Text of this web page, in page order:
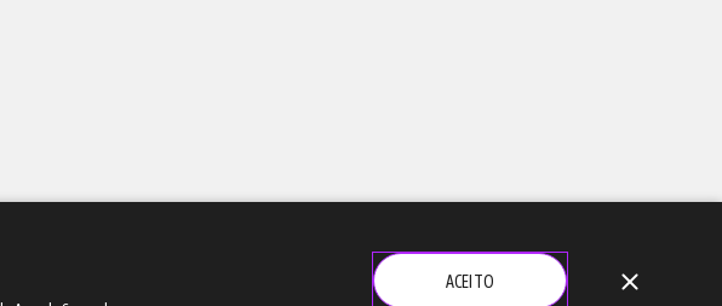
ACEITO close